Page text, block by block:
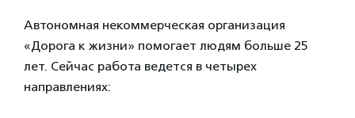
Автономная некоммерческая организация
«Дорога к жизни» помогает людям больше 25
лет. Сейчас работа ведется в четырех
направлениях: